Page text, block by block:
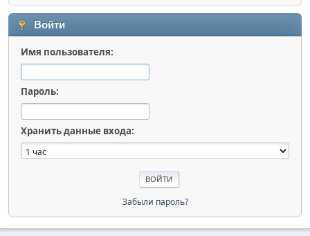
Войти
Имя пользователя:
Пароль:
Хранить данные входа:
Забыли пароль?